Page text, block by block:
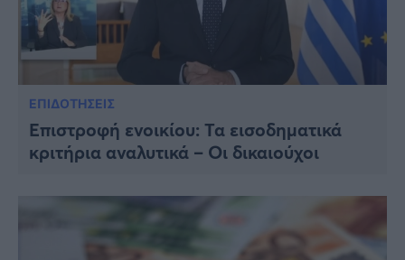
ΕΠΙΔΟΤΗΣΕΙΣ
Επιστροφή ενοικίου: Τα εισοδηματικά
κριτήρια αναλυτικά – Οι δικαιούχοι